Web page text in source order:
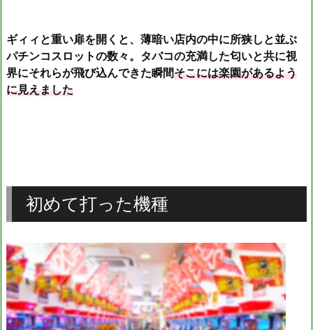
ギィィと重い扉を開くと、薄暗い店内の中に所狭しと並ぶ
パチンコスロットの数々。タバコの充満した匂いと共に視
界にそれらが飛び込んできた瞬間そこには楽園があるよう
に見えました
初めて打った機種